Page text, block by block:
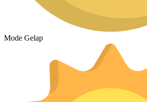
Mode Gelap